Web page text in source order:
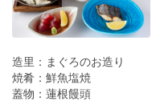
造里：まぐろのお造り
焼肴：鮮魚塩焼
蓋物：蓮根饅頭